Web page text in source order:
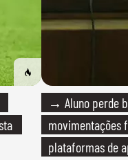
→ Aluno perde
movimentações
plataformas de